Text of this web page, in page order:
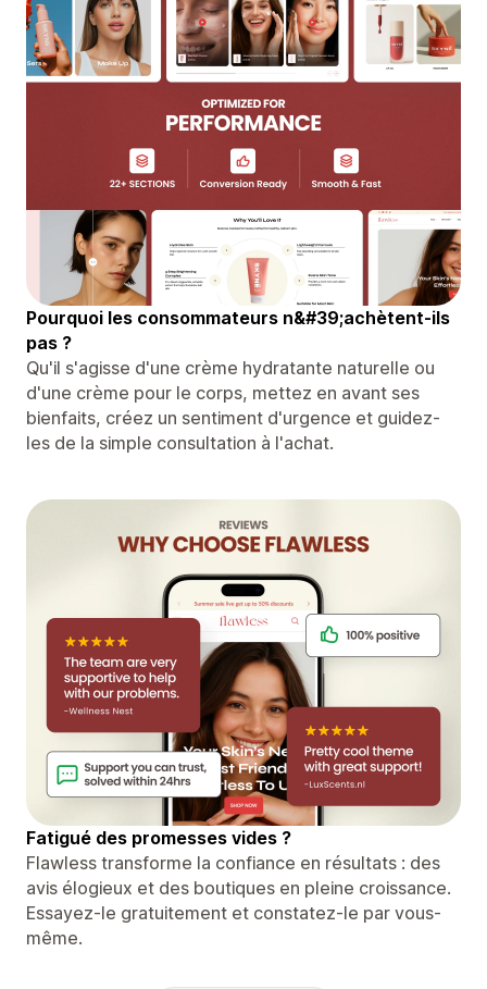
Pourquoi les consommateurs n&#39;achètent-ils
pas ?
Qu'il s'agisse d'une crème hydratante naturelle ou
d'une crème pour le corps, mettez en avant ses
bienfaits, créez un sentiment d'urgence et guidez-
les de la simple consultation à l'achat.
Fatigué des promesses vides ?
Flawless transforme la confiance en résultats : des
avis élogieux et des boutiques en pleine croissance.
Essayez-le gratuitement et constatez-le par vous-
même.